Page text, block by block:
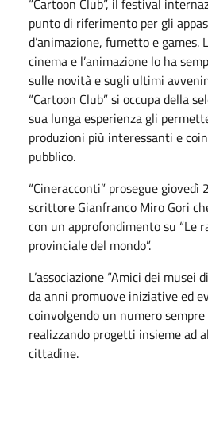
punto di riferimento per gli
d’animazione, fumetto e games.
cinema e l’animazione lo ha
sulle novità e sugli ultimi
“Cartoon Club” si occupa della
sua lunga esperienza gli
produzioni più interessanti e
pubblico.
“Cineracconti” prosegue giovedì
scrittore Gianfranco Miro Gori
con un approfondimento su “Le
provinciale del mondo”.
L’associazione “Amici dei musei
da anni promuove iniziative ed
coinvolgendo un numero
realizzando progetti insieme ad
cittadine.